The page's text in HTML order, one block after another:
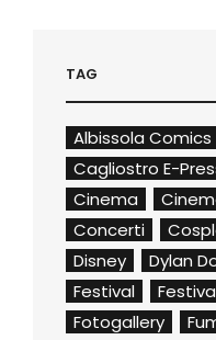
TAG
Albissola Comics
Cagliostro E-
Cinema
Concerti
Disney
Dylan
Festival
Fotogallery